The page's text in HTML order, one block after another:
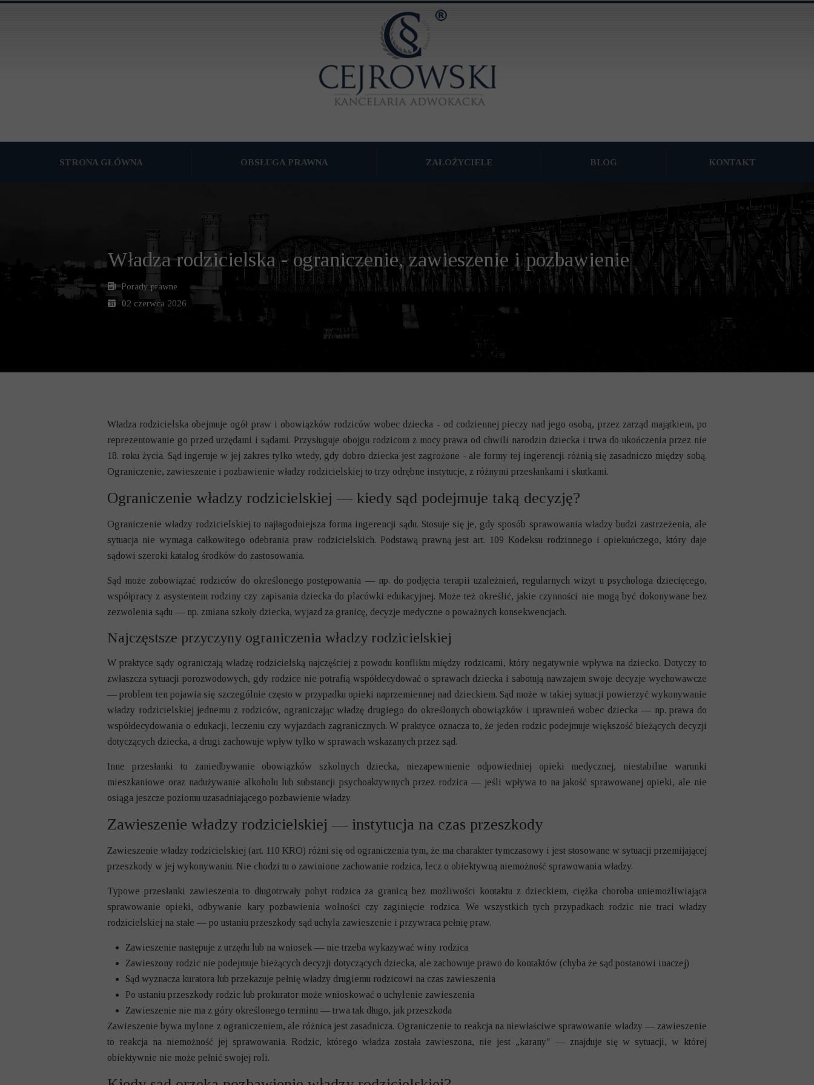
STRONA GŁÓWNA OBSŁUGA PRAWNA
OBSŁUGA PRAWNA
OBSŁUGA PRAWNA FIRM
SPRAWY KARNE I KARNO-SKARBOWE
ZASIEDZENIE NIERUCHOMOŚCI
ZNIESIENIE WSPÓŁWŁASNOŚCI
SPRAWY ROZWODOWE
SPRAWY SPADKOWE
SPRAWY RODZINNE I ALIMENTY
ZAŁOŻYCIELE BLOG KONTAKT
02 czerwca 2026
Porady prawne
Władza rodzicielska - ograniczenie, zawieszenie i pozbawienie
Władza rodzicielska obejmuje ogół praw i obowiązków rodziców wobec dziecka - od codziennej pieczy nad jego osobą, przez zarząd majątkiem, po
reprezentowanie go przed urzędami i sądami. Przysługuje obojgu rodzicom z mocy prawa od chwili narodzin dziecka i trwa do ukończenia przez nie
18. roku życia. Sąd ingeruje w jej zakres tylko wtedy, gdy dobro dziecka jest zagrożone - ale formy tej ingerencji różnią się zasadniczo między sobą.
Ograniczenie, zawieszenie i pozbawienie władzy rodzicielskiej to trzy odrębne instytucje, z różnymi przesłankami i skutkami.
Ograniczenie władzy rodzicielskiej — kiedy sąd podejmuje taką decyzję?
Ograniczenie władzy rodzicielskiej to najłagodniejsza forma ingerencji sądu. Stosuje się je, gdy sposób sprawowania władzy budzi zastrzeżenia, ale
sytuacja nie wymaga całkowitego odebrania praw rodzicielskich. Podstawą prawną jest art. 109 Kodeksu rodzinnego i opiekuńczego, który daje
sądowi szeroki katalog środków do zastosowania.
Sąd może zobowiązać rodziców do określonego postępowania — np. do podjęcia terapii uzależnień, regularnych wizyt u psychologa dziecięcego,
współpracy z asystentem rodziny czy zapisania dziecka do placówki edukacyjnej. Może też określić, jakie czynności nie mogą być dokonywane bez
zezwolenia sądu — np. zmiana szkoły dziecka, wyjazd za granicę, decyzje medyczne o poważnych konsekwencjach.
Najczęstsze przyczyny ograniczenia władzy rodzicielskiej
W praktyce sądy ograniczają władzę rodzicielską najczęściej z powodu konfliktu między rodzicami, który negatywnie wpływa na dziecko. Dotyczy to
zwłaszcza sytuacji porozwodowych, gdy rodzice nie potrafią współdecydować o sprawach dziecka i sabotują nawzajem swoje decyzje wychowawcze
— problem ten pojawia się szczególnie często w przypadku opieki naprzemiennej nad dzieckiem. Sąd może w takiej sytuacji powierzyć wykonywanie
władzy rodzicielskiej jednemu z rodziców, ograniczając władzę drugiego do określonych obowiązków i uprawnień wobec dziecka — np. prawa do
współdecydowania o edukacji, leczeniu czy wyjazdach zagranicznych. W praktyce oznacza to, że jeden rodzic podejmuje większość bieżących decyzji
dotyczących dziecka, a drugi zachowuje wpływ tylko w sprawach wskazanych przez sąd.
Inne przesłanki to zaniedbywanie obowiązków szkolnych dziecka, niezapewnienie odpowiedniej opieki medycznej, niestabilne warunki
mieszkaniowe oraz nadużywanie alkoholu lub substancji psychoaktywnych przez rodzica — jeśli wpływa to na jakość sprawowanej opieki, ale nie
osiąga jeszcze poziomu uzasadniającego pozbawienie władzy.
Zawieszenie władzy rodzicielskiej — instytucja na czas przeszkody
Zawieszenie władzy rodzicielskiej (art. 110 KRO) różni się od ograniczenia tym, że ma charakter tymczasowy i jest stosowane w sytuacji przemijającej
przeszkody w jej wykonywaniu. Nie chodzi tu o zawinione zachowanie rodzica, lecz o obiektywną niemożność sprawowania władzy.
Typowe przesłanki zawieszenia to długotrwały pobyt rodzica za granicą bez możliwości kontaktu z dzieckiem, ciężka choroba uniemożliwiająca
sprawowanie opieki, odbywanie kary pozbawienia wolności czy zaginięcie rodzica. We wszystkich tych przypadkach rodzic nie traci władzy
rodzicielskiej na stałe — po ustaniu przeszkody sąd uchyla zawieszenie i przywraca pełnię praw.
Zawieszenie następuje z urzędu lub na wniosek — nie trzeba wykazywać winy rodzica
Zawieszony rodzic nie podejmuje bieżących decyzji dotyczących dziecka, ale zachowuje prawo do kontaktów (chyba że sąd postanowi inaczej)
Sąd wyznacza kuratora lub przekazuje pełnię władzy drugiemu rodzicowi na czas zawieszenia
Po ustaniu przeszkody rodzic lub prokurator może wnioskować o uchylenie zawieszenia
Zawieszenie nie ma z góry określonego terminu — trwa tak długo, jak przeszkoda
Zawieszenie bywa mylone z ograniczeniem, ale różnica jest zasadnicza. Ograniczenie to reakcja na niewłaściwe sprawowanie władzy — zawieszenie
to reakcja na niemożność jej sprawowania. Rodzic, którego władza została zawieszona, nie jest „karany" — znajduje się w sytuacji, w której
obiektywnie nie może pełnić swojej roli.